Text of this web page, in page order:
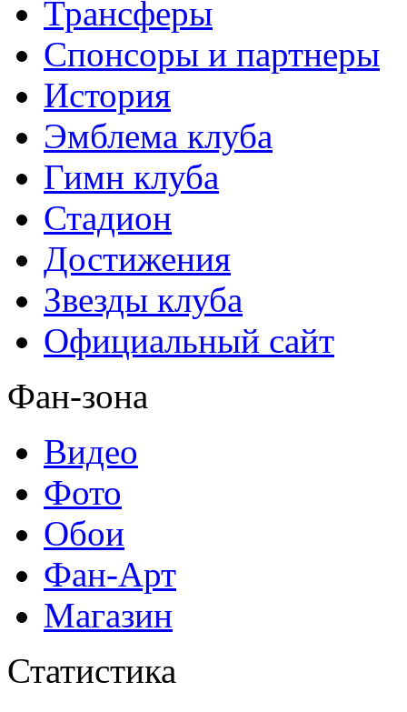
Трансферы
Спонсоры и партнеры
История
Эмблема клуба
Гимн клуба
Стадион
Достижения
Звезды клуба
Официальный сайт
Фан-зона
Видео
Фото
Обои
Фан-Арт
Магазин
Статистика